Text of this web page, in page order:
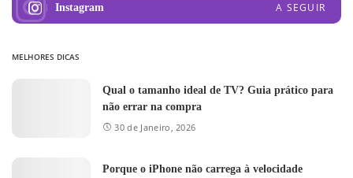
Instagram A SEGUIR
MELHORES DICAS
Qual o tamanho ideal de TV? Guia prático para
não errar na compra
30 de Janeiro, 2026
Porque o iPhone não carrega à velocidade